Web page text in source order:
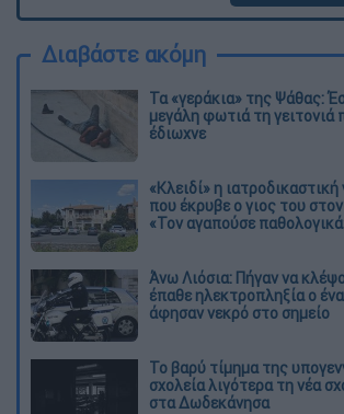
Διαβάστε ακόμη
Τα «γεράκια» της Ψάθας:
μεγάλη φωτιά τη γειτονιά
έδιωχνε
«Κλειδί» η
που έκρυβε ο γιος του
«Τον αγαπούσε
Άνω Λιόσια: Πήγαν να
έπαθε ηλεκτροπληξία ο
άφησαν νεκρό στο σημείο
Το βαρύ τίμημα της
σχολεία λιγότερα τη νέα
στα Δωδεκάνησα